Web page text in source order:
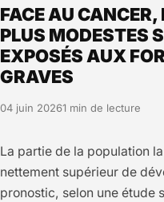
FACE AU
PLUS MODESTES
EXPOSÉS AUX
GRAVES
04 juin 20261 min de lecture
La partie de la population
nettement supérieur de
pronostic, selon une étude